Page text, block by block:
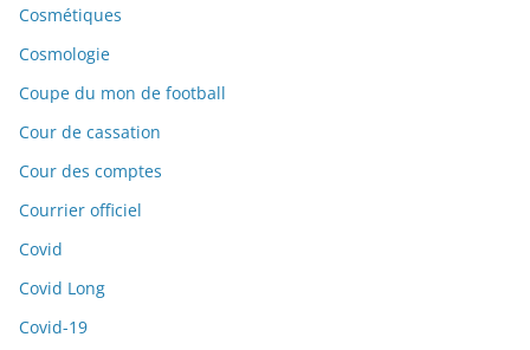
Cosmétiques
Cosmologie
Coupe du mon de football
Cour de cassation
Cour des comptes
Courrier officiel
Covid
Covid Long
Covid-19